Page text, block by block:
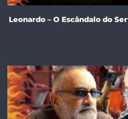
Leonardo – O Escândalo do